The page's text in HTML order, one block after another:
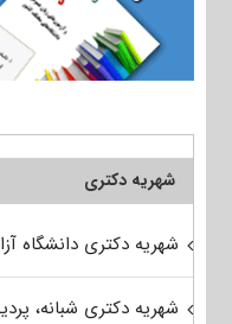
شهریه دکتری
شهریه دکتری دانشگاه
شهریه دکتری شبانه،